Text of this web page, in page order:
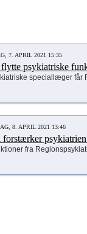
7. APRIL 2021 15:35
psykiatriske
speciallæger får
8. APRIL 2021 13:46
fra